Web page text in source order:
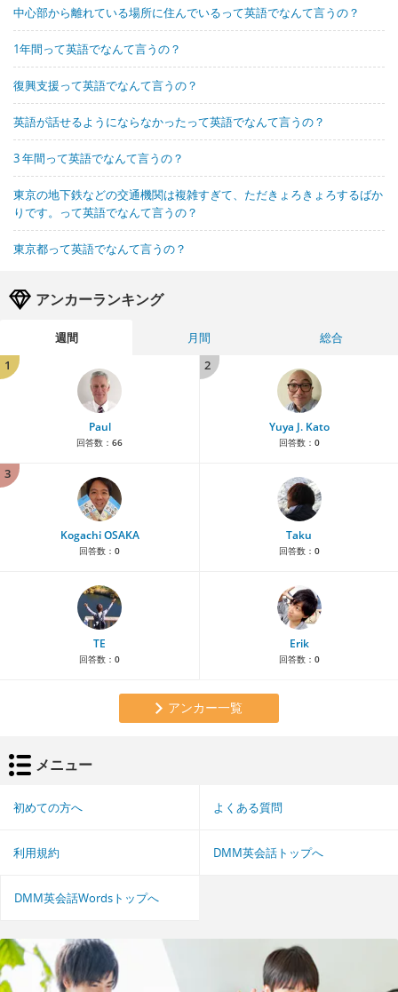
中心部から離れている場所に住んでいるって英語でなんて言うの？
1年間って英語でなんて言うの？
復興支援って英語でなんて言うの？
英語が話せるようにならなかったって英語でなんて言うの？
3 年間って英語でなんて言うの？
東京の地下鉄などの交通機関は複雑すぎて、ただきょろきょろするばか
りです。って英語でなんて言うの？
東京都って英語でなんて言うの？
アンカーランキング
週間 月間
総合
1
Paul
回答数： 66
2
Yuya J. Kato
回答数： 0
3
Kogachi OSAKA
回答数： 0
Taku
回答数： 0
TE
回答数： 0
Erik
回答数： 0
アンカー一覧
メニュー
初めての方へ よくある質問
利用規約 DMM英会話トップへ
DMM英会話Wordsトップへ